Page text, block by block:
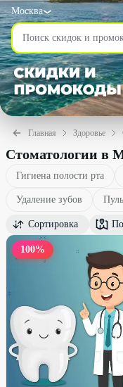
Москва
Главная Здоровье
Стоматологии в
Гигиена полости рта
Удаление зубов
Сортировка
100%